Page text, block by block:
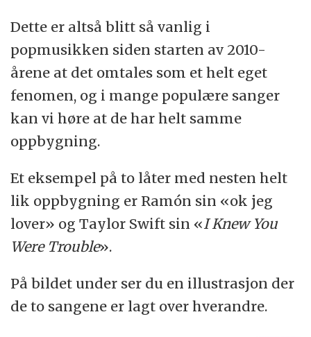
Dette er altså blitt så vanlig i
popmusikken siden starten av 2010-
årene at det omtales som et helt eget
fenomen, og i mange populære sanger
kan vi høre at de har helt samme
oppbygning.
Et eksempel på to låter med nesten helt
lik oppbygning er Ramón sin «ok jeg
lover» og Taylor Swift sin «I Knew You
Were Trouble».
På bildet under ser du en illustrasjon der
de to sangene er lagt over hverandre.